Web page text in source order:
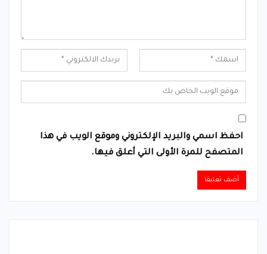
احفظ اسمي والبريد الإلكتروني وموقع الويب في هذا
المتصفح للمرة الأولى التي أعلق فيها.